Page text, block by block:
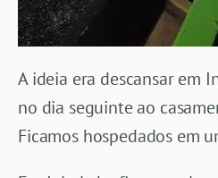
A ideia era descansar em
no dia seguinte ao
Ficamos hospedados em